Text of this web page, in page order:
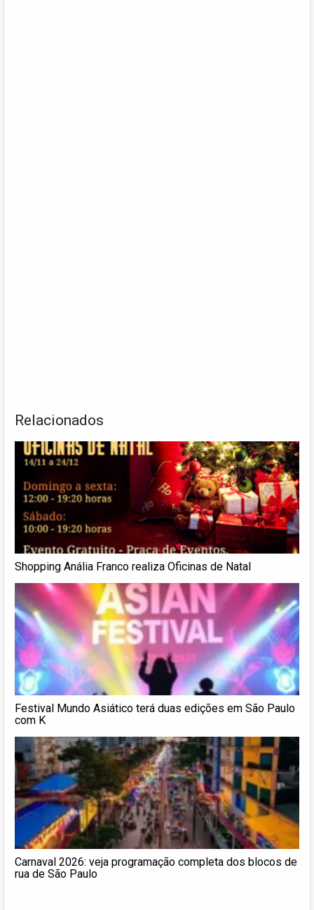
Relacionados
Shopping Anália Franco realiza Oficinas de Natal
Festival Mundo Asiático terá duas edições em São Paulo
com K
Carnaval 2026: veja programação completa dos blocos de
rua de São Paulo